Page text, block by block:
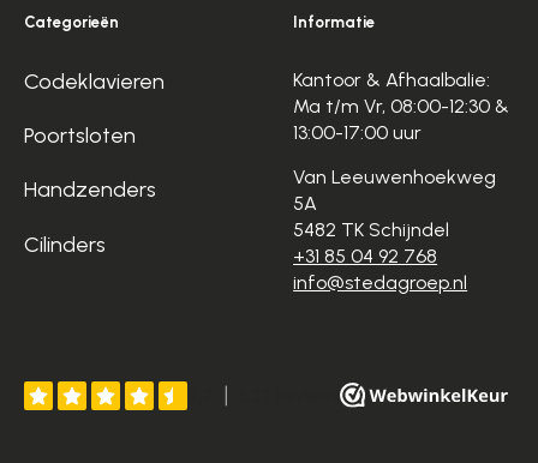
Categorieën
Codeklavieren
Poortsloten
Handzenders
Cilinders
Informatie
Kantoor & Afhaalbalie:
Ma t/m Vr, 08:00-12:30 &
13:00-17:00 uur
Van Leeuwenhoekweg
5A
5482 TK Schijndel
+31 85 04 92 768
info@stedagroep.nl